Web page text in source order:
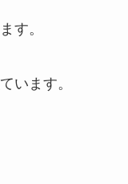
す。
います。